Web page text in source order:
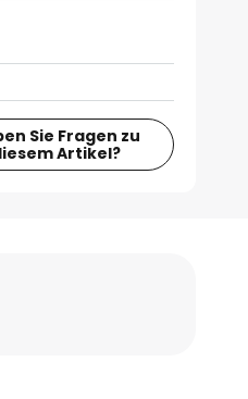
Sie Fragen zu
Artikel?